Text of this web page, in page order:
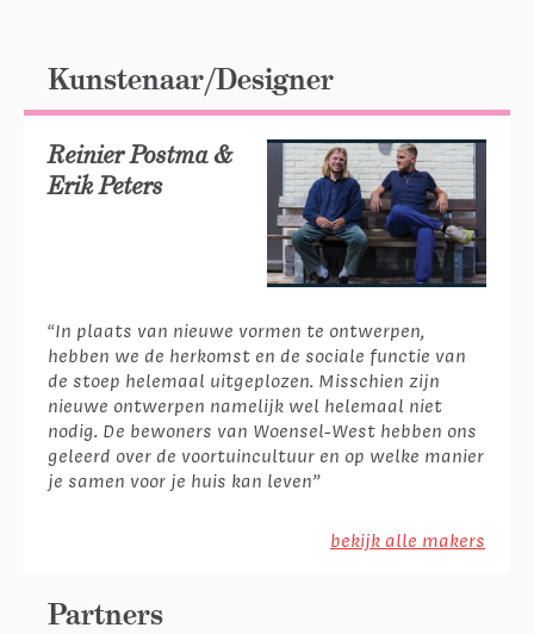
Kunstenaar/Designer
Reinier Postma &
Erik Peters
“In plaats van nieuwe vormen te ontwerpen,
hebben we de herkomst en de sociale functie van
de stoep helemaal uitgeplozen. Misschien zijn
nieuwe ontwerpen namelijk wel helemaal niet
nodig. De bewoners van Woensel-West hebben ons
geleerd over de voortuincultuur en op welke manier
je samen voor je huis kan leven”
bekijk alle makers
Partners